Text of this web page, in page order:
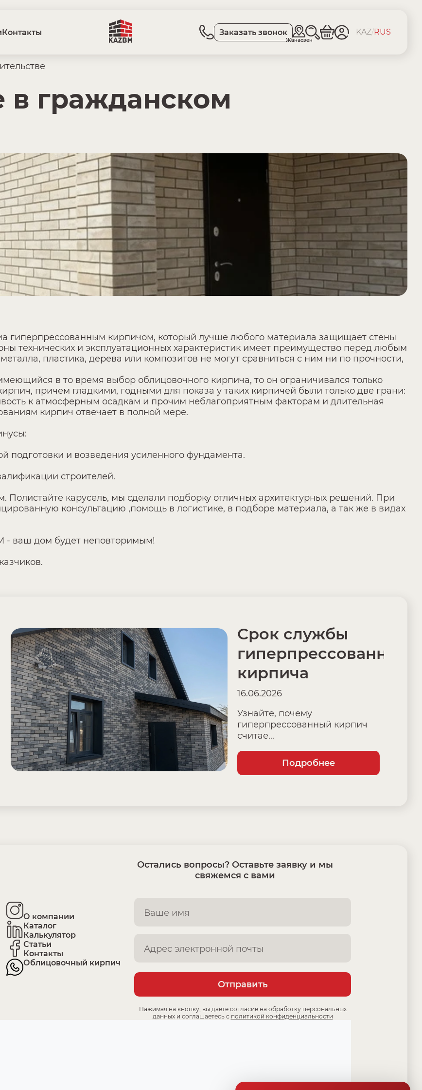
Контакты Заказать звонок
Жанаозен
KAZ/RUS
в гражданском
гиперпрессованным кирпичом, который лучше любого материала защищает стены
технических и эксплуатационных характеристик имеет преимущество перед любым
пластика, дерева или композитов не могут сравниться с ним ни по прочности,
в то время выбор облицовочного кирпича, то он ограничивался только
причем гладкими, годными для показа у таких кирпичей были только две грани:
к атмосферным осадкам и прочим неблагоприятным факторам и длительная
кирпич отвечает в полной мере.
подготовки и возведения усиленного фундамента.
строителей.
Полистайте карусель, мы сделали подборку отличных архитектурных решений. При
консультацию ,помощь в логистике, в подборе материала, а так же в видах
- ваш дом будет неповторимым!
Срок службы
гиперпрессованного
кирпича
16.06.2026
Узнайте, почему
гиперпрессованный кирпич
считае...
Подробнее
О компании
Каталог
Калькулятор
Статьи
Контакты
Облицовочный кирпич
Остались вопросы? Оставьте заявку и мы
свяжемся с вами
Отправить
Нажимая на кнопку, вы даёте согласие на обработку персональных
данных и соглашаетесь с политикой конфиденциальности